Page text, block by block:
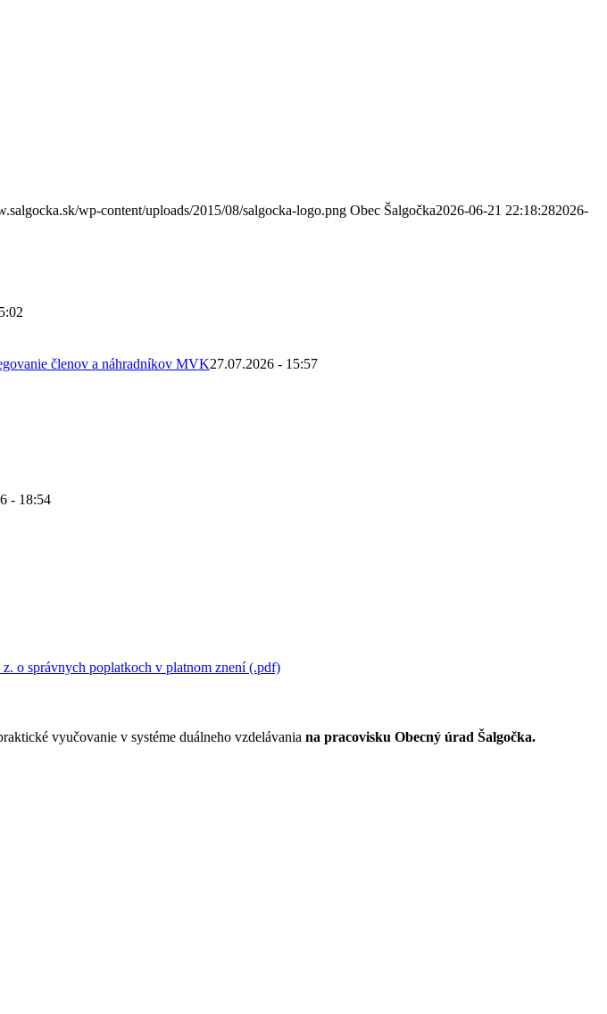
wp-content/uploads/2015/08/salgocka-logo.png Obec Šalgočka2026-06-21 22:18:282026-
členov a náhradníkov MVK27.07.2026 - 15:57
- 18:54
o správnych poplatkoch v platnom znení (.pdf)
vyučovanie v systéme duálneho vzdelávania na pracovisku Obecný úrad Šalgočka.